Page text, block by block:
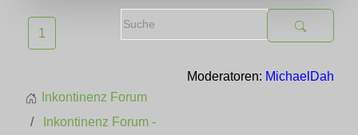
1
Moderatoren: MichaelDah
Inkontinenz Forum
Inkontinenz Forum -